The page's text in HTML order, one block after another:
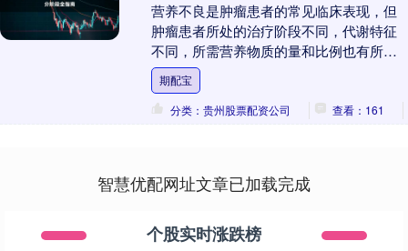
营养不良是肿瘤患者的常见临床表现，但
肿瘤患者所处的治疗阶段不同，代谢特征
不同，所需营养物质的量和比例也有所不
同。 为此，康迅网有幸邀请到吉林大学第
一医院崔久嵬教....
期配宝
分类：贵州股票配资公司
查看：161
智慧优配网址文章已加载完成
个股实时涨跌榜